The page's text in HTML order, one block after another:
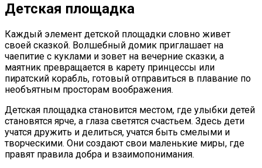
Детская площадка
Каждый элемент детской площадки словно живет
своей сказкой. Волшебный домик приглашает на
чаепитие с куклами и зовет на вечерние сказки, а
маятник превращается в карету принцессы или
пиратский корабль, готовый отправиться в плавание по
необъятным просторам воображения.
Детская площадка становится местом, где улыбки детей
становятся ярче, а глаза светятся счастьем. Здесь дети
учатся дружить и делиться, учатся быть смелыми и
творческими. Они создают свои маленькие миры, где
правят правила добра и взаимопонимания.